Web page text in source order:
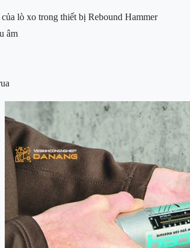
lò xo trong thiết bị Rebound Hammer
âm